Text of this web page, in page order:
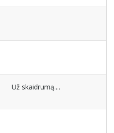
Už skaidrumą....